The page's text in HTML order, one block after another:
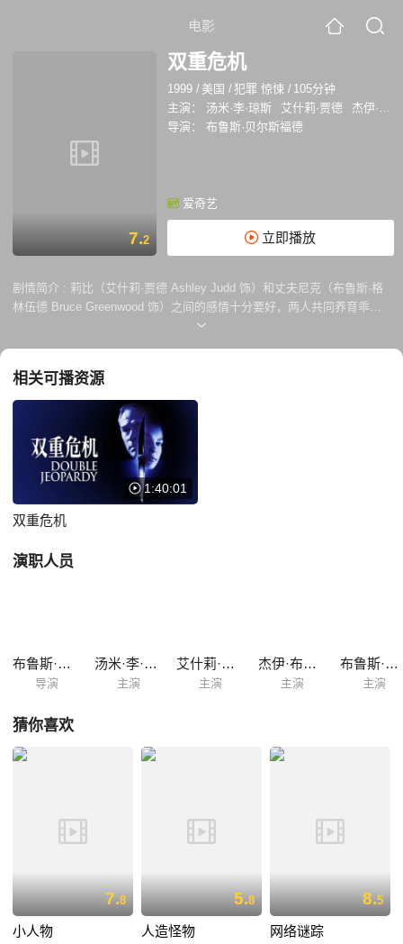
电影
7.2
双重危机
1999 / 美国 /犯罪 惊悚 / 105分钟
主演：
汤米·李·琼斯 艾什莉·贾德
杰伊·布拉泽奥
导演：
布鲁斯·贝尔斯福德
爱奇艺
立即播放
剧情简介 : 莉比（艾什莉·贾德 Ashley Judd 饰）和丈夫尼克（布鲁斯·格
林伍德 Bruce Greenwood 饰）之间的感情十分要好，两人共同养育乖巧
可爱的儿子马蒂（本杰明·韦弗 Benjamin Weaver 饰），幸福生活堪称典
Gish 饰），自己则在狱友玛格丽特（罗马·玛菲娅 Roma Maffia 饰）和伊
芙琳（达文尼亚·麦克法登 Davenia McFadden 饰）的帮助下为了洗清罪
名而做着不断的努力。 一晃眼六年过去，塔维斯警官（汤米·李·琼斯
Tommy Lee Jones 饰）成为了获得了假释的莉比的监护人，而此时的莉
比发现，尼克不仅没有死亡，甚至改头换面带着儿子和安吉过着隐姓埋名
的生活。经历了双...
相关可播资源
1:40:01
双重危机
演职人员
布鲁斯·贝尔斯福德
导演
汤米·李·琼斯
主演
艾什莉·贾德
主演
杰伊·布拉泽奥
主演
布鲁斯·格林伍德
主演
猜你喜欢
7.8
小人物
5.8
人造怪物
8.5
网络谜踪